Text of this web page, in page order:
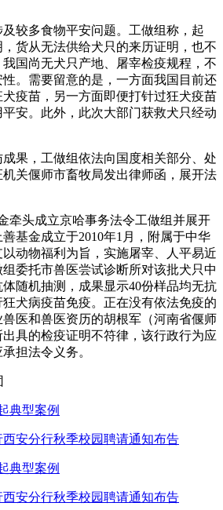
多食物平安问题。工做组称，起
货从无法供给犬只的来历证明，也不
国尚无犬只产地、屠宰检疫规程，不
。需要留意的是，一方面我国目前还
疫苗，另一方面即便打针过狂犬疫苗
安。此外，此次大部门获救犬只经动
，工做组依法向国度相关部分、处
关偃师市畜牧局发出律师函，展开法
头成立京哈事务法令工做组并展开
基金成立于2010年1月，附属于中华
动物福利为旨，实施屠宰、人平易近
委托市兽医尝试诊断所对该批犬只中
随机抽测，成果显示40份样品均无抗
犬病疫苗免疫。正在没有依法免疫的
医和兽医资历的胡根军（河南省偃师
具的检疫证明不符律，该行政行为应
担法令义务。
典型案例
西安分行秋季校园聘请通知布告
典型案例
西安分行秋季校园聘请通知布告